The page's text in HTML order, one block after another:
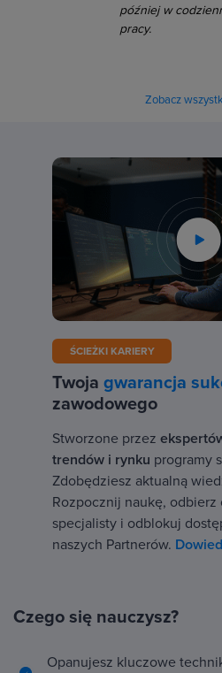
później w
pracy.
Zobacz
ŚCIEŻKI KARIERY
Twoja gwarancja
zawodowego
Stworzone przez
trendów i rynku programy
Zdobędziesz aktualną
Rozpocznij naukę, odbierz
specjalisty i odblokuj
naszych Partnerów.
Czego się nauczysz?
Opanujesz kluczowe